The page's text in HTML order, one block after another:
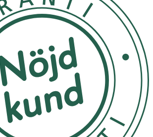
charcoal, Sodium bicarbonate, ,
, Xantan gym, Sodium Fluoride (
Aroma